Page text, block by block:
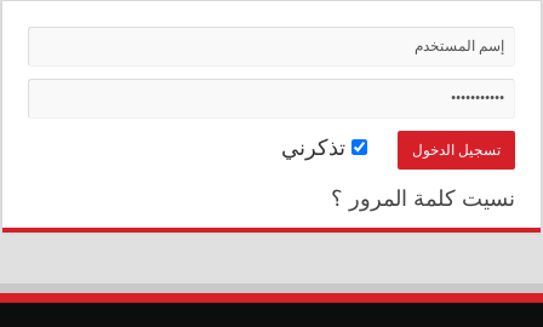
تذكرني
نسيت كلمة المرور ؟